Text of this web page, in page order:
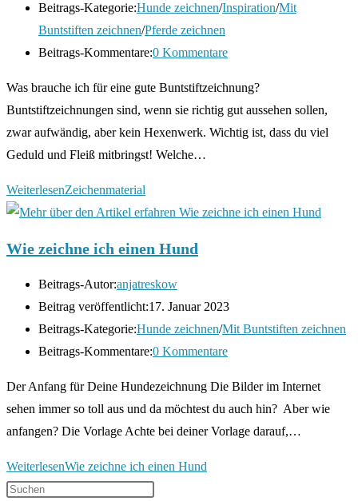
Beitrags-Kategorie:Hunde zeichnen/Inspiration/Mit
Buntstiften zeichnen/Pferde zeichnen
Beitrags-Kommentare:0 Kommentare
Was brauche ich für eine gute Buntstiftzeichnung?
Buntstiftzeichnungen sind, wenn sie richtig gut aussehen sollen,
zwar aufwändig, aber kein Hexenwerk. Wichtig ist, dass du viel
Geduld und Fleiß mitbringst! Welche…
WeiterlesenZeichenmaterial
Wie zeichne ich einen Hund
Beitrags-Autor:anjatreskow
Beitrag veröffentlicht:17. Januar 2023
Beitrags-Kategorie:Hunde zeichnen/Mit Buntstiften zeichnen
Beitrags-Kommentare:0 Kommentare
Der Anfang für Deine Hundezeichnung Die Bilder im Internet
sehen immer so toll aus und da möchtest du auch hin? Aber wie
anfangen? Die Vorlage Achte bei deiner Vorlage darauf,…
WeiterlesenWie zeichne ich einen Hund